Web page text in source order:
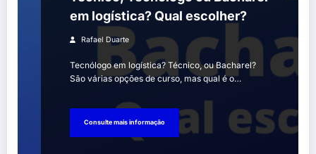
em logística? Qual escolher?
Rafael Duarte
Tecnólogo em logística? Técnico, ou Bacharel?
São várias opções de curso, mas qual é o…
Consulte mais informação